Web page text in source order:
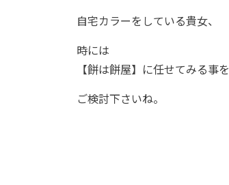
自宅カラーをしている貴女、
時には
【餅は餅屋】に任せてみる事を
ご検討下さいね。